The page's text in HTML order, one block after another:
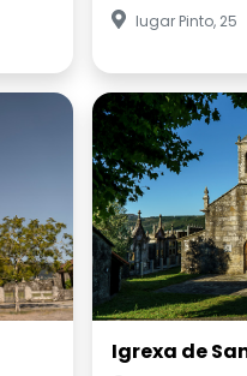
lugar Pinto, 25
Igrexa de